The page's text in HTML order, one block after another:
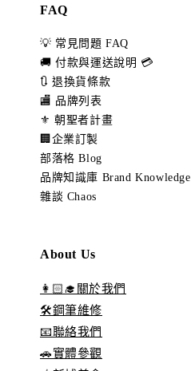
FAQ
💡 常見問題 FAQ
🚚 付款與運送說明 💳
🔃 退換貨條款
🏬 品牌列表
⚜️ 朝聖者計畫
🏢企業訂製
部落格 Blog
品牌知識庫 Brand Knowledge
雜談 Chaos
About Us
👩🏻‍🎓關於我們
🛠️鋼筆維修
📧聯絡我們
🚗實體參觀